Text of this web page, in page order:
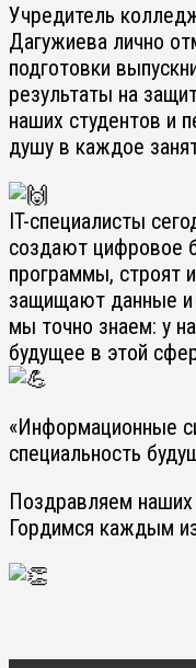
Учредитель
Дагужиева лично
подготовки
результаты на
наших студентов и
душу в каждое
IT-специалисты
создают цифровое
программы, строят
защищают данные и
мы точно знаем: у
будущее в этой
«Информационные
специальность
Поздравляем
Гордимся каждым